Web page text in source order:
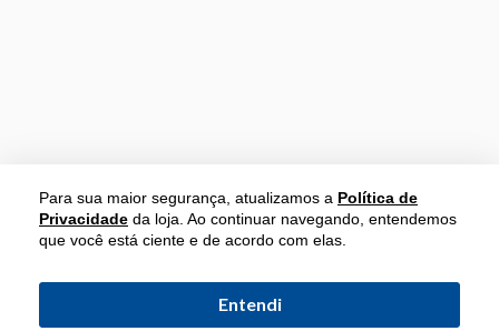
Para sua maior segurança, atualizamos a Política de
Privacidade da loja. Ao continuar navegando, entendemos
que você está ciente e de acordo com elas.
Entendi